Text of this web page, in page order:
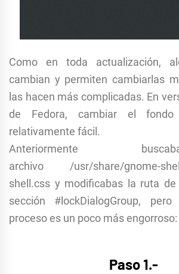
Como en toda actualización,
cambian y permiten cambiarlas
las hacen más complicadas. En
de Fedora, cambiar el
relativamente fácil.
Anteriormente
archivo
/usr/share/gnome-
shell.css y modificabas la ruta
sección # lockDialogGroup,
proceso es un poco más engorroso:
Paso 1.-